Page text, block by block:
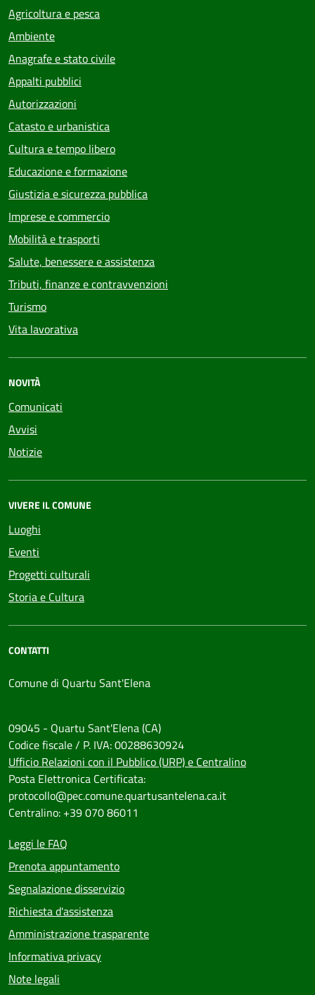
Agricoltura e pesca
Ambiente
Anagrafe e stato civile
Appalti pubblici
Autorizzazioni
Catasto e urbanistica
Cultura e tempo libero
Educazione e formazione
Giustizia e sicurezza pubblica
Imprese e commercio
Mobilità e trasporti
Salute, benessere e assistenza
Tributi, finanze e contravvenzioni
Turismo
Vita lavorativa
NOVITÀ
Comunicati
Avvisi
Notizie
VIVERE IL COMUNE
Luoghi
Eventi
Progetti culturali
Storia e Cultura
CONTATTI
Comune di Quartu Sant'Elena
09045 - Quartu Sant'Elena (CA)
Codice fiscale / P. IVA: 00288630924
Ufficio Relazioni con il Pubblico (URP) e Centralino
Posta Elettronica Certificata:
protocollo@pec.comune.quartusantelena.ca.it
Centralino: +39 070 86011
Leggi le FAQ
Prenota appuntamento
Segnalazione disservizio
Richiesta d'assistenza
Amministrazione trasparente
Informativa privacy
Note legali